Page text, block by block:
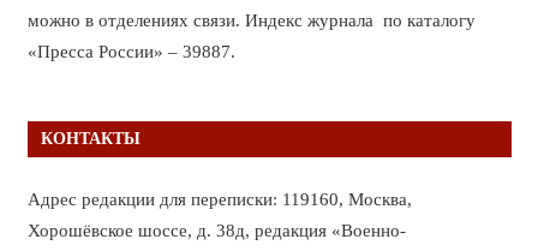
можно в отделениях связи. Индекс журнала по каталогу
«Пресса России» – 39887.
КОНТАКТЫ
Адрес редакции для переписки: 119160, Москва,
Хорошёвское шоссе, д. 38д, редакция «Военно-